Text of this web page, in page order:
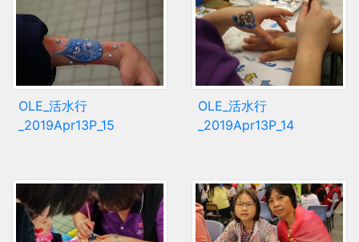
OLE_活水行
_2019Apr13P_15
OLE_活水行
_2019Apr13P_14